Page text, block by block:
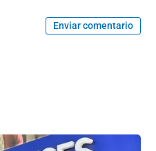
Enviar comentario